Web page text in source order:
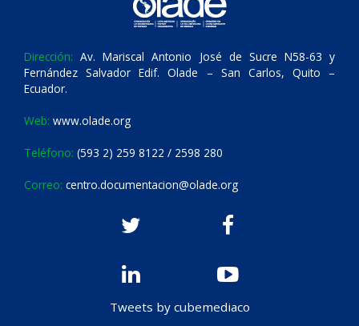
Dirección: Av. Mariscal Antonio José de Sucre N58-63 y
Fernández Salvador Edif. Olade – San Carlos, Quito –
Ecuador.
Web: www.olade.org
Teléfono: (593 2) 259 8122 / 2598 280
Correo: centro.documentacion@olade.org
Tweets by cubemediaco